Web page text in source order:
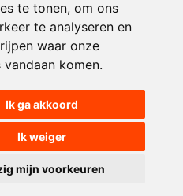
te tonen, om ons
te analyseren en
waar onze
komen.
Ik ga akkoord
Ik weiger
mijn voorkeuren
Nederlandstalige muziek
jaar. In digitale kwaliteit op je